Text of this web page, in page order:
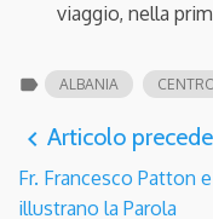
viaggio, nella
label ALBANIA
navigate_before Articolo
Fr. Francesco Patton
illustrano la Parola